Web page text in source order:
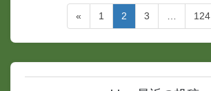
ビ
«
固
定
ペ
ー
ジ
1
固
定
ペ
ー
ジ
2
固
定
ペ
ー
ジ
3
固
定
ペ
ー
ジ
124